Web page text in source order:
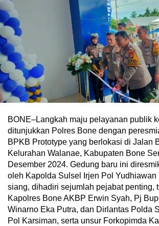
BONE–Langkah maju pelayanan publik
ditunjukkan Polres Bone dengan
BPKB Prototype yang berlokasi di Jalan
Kelurahan Walanae, Kabupaten Bone
Desember 2024. Gedung baru ini
oleh Kapolda Sulsel Irjen Pol Yudhiawan
siang, dihadiri sejumlah pejabat penting,
Kapolres Bone AKBP Erwin Syah, Pj
Winarno Eka Putra, dan Dirlantas Polda
Pol Karsiman, serta unsur Forkopimda